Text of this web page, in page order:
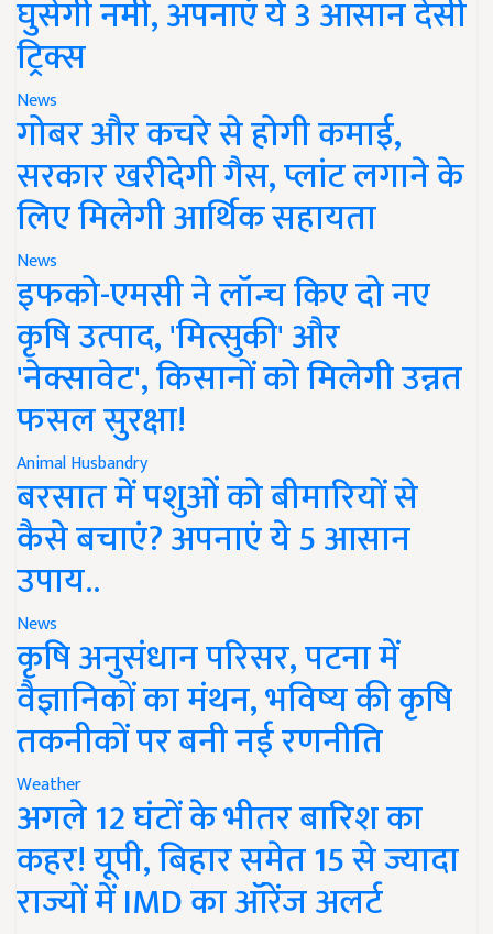
घुसेगी नमी, अपनाएं ये 3 आसान देसी
ट्रिक्स
News
गोबर और कचरे से होगी कमाई,
सरकार खरीदेगी गैस, प्लांट लगाने के
लिए मिलेगी आर्थिक सहायता
News
इफको-एमसी ने लॉन्च किए दो नए
कृषि उत्पाद, 'मित्सुकी' और
'नेक्सावेट', किसानों को मिलेगी उन्नत
फसल सुरक्षा!
Animal Husbandry
बरसात में पशुओं को बीमारियों से
कैसे बचाएं? अपनाएं ये 5 आसान
उपाय..
News
कृषि अनुसंधान परिसर, पटना में
वैज्ञानिकों का मंथन, भविष्य की कृषि
तकनीकों पर बनी नई रणनीति
Weather
अगले 12 घंटों के भीतर बारिश का
कहर! यूपी, बिहार समेत 15 से ज्यादा
राज्यों में IMD का ऑरेंज अलर्ट